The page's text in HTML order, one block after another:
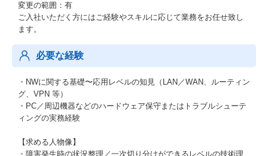
変更の範囲：有
ご⼊社いただく⽅にはご経験やスキルに応じて業務をお任せ致し
ます。
必要な経験
・NWに関する基礎〜応用レベルの知見（LAN／WAN、ルーティン
グ、VPN 等）
・PC／周辺機器などのハードウェア保守またはトラブルシューテ
ィングの実務経験
【求める人物像】
・障害発生時の状況整理／一次切り分けができるレベルの技術理